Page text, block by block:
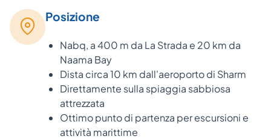
Posizione
Nabq, a 400 m da La Strada e 20 km da
Naama Bay
Dista circa 10 km dall'aeroporto di Sharm
Direttamente sulla spiaggia sabbiosa
attrezzata
Ottimo punto di partenza per escursioni e
attività marittime